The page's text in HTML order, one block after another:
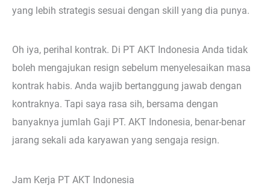
yang lebih strategis sesuai dengan skill yang dia punya.
Oh iya, perihal kontrak. Di PT AKT Indonesia Anda tidak
boleh mengajukan resign sebelum menyelesaikan masa
kontrak habis. Anda wajib bertanggung jawab dengan
kontraknya. Tapi saya rasa sih, bersama dengan
banyaknya jumlah Gaji PT. AKT Indonesia, benar-benar
jarang sekali ada karyawan yang sengaja resign.
Jam Kerja PT AKT Indonesia